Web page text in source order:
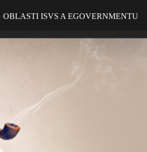
OBLASTI ISVS A EGOVERNMENTU